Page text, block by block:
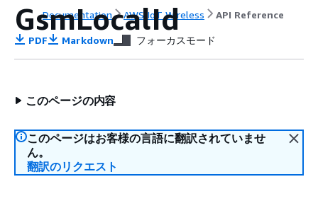
Documentation AWS IoT Wireless API Reference
GsmLocalId
PDF Markdown フォーカスモード
このページの内容
このページはお客様の言語に翻訳されていませ
ん。
翻訳のリクエスト